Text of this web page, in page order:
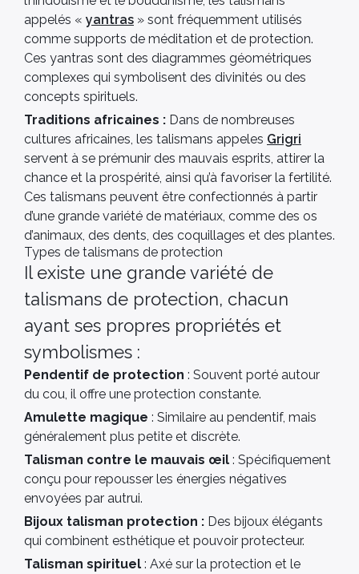
appelés « yantras » sont fréquemment utilisés
comme supports de méditation et de protection.
Ces yantras sont des diagrammes géométriques
complexes qui symbolisent des divinités ou des
concepts spirituels.
Traditions africaines : Dans de nombreuses
cultures africaines, les talismans appeles Grigri
servent à se prémunir des mauvais esprits, attirer la
chance et la prospérité, ainsi qu’à favoriser la fertilité.
Ces talismans peuvent être confectionnés à partir
d’une grande variété de matériaux, comme des os
d’animaux, des dents, des coquillages et des plantes.
Types de talismans de protection
Il existe une grande variété de
talismans de protection, chacun
ayant ses propres propriétés et
symbolismes :
Pendentif de protection : Souvent porté autour
du cou, il offre une protection constante.
Amulette magique : Similaire au pendentif, mais
généralement plus petite et discrète.
Talisman contre le mauvais œil : Spécifiquement
conçu pour repousser les énergies négatives
envoyées par autrui.
Bijoux talisman protection : Des bijoux élégants
qui combinent esthétique et pouvoir protecteur.
Talisman spirituel : Axé sur la protection et le